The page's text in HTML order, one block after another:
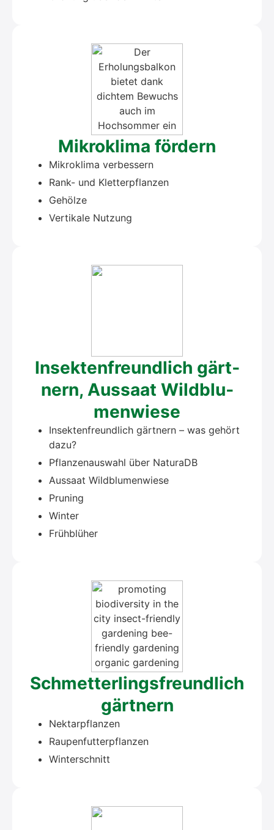
Mikro­kli­ma för­dern
Mikro­kli­ma ver­bes­sern
Rank- und Klet­ter­pflan­zen
Gehöl­ze
Ver­ti­ka­le Nut­zung
Insek­ten­freund­lich gärt­
nern, Aus­saat Wild­blu­
men­wie­se
Insek­ten­freund­lich gärt­nern – was gehört
dazu?
Pflan­zen­aus­wahl über Natu­raDB
Aus­saat Wild­blu­men­wie­se
Pru­ning
Win­ter
Früh­blü­her
Schmet­ter­lings­freund­lich
gärt­nern
Nek­tar­pflan­zen
Rau­pen­fut­ter­pflan­zen
Win­ter­schnitt